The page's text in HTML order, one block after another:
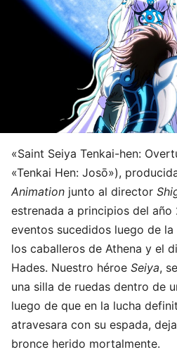
«Saint Seiya Tenkai-hen:
«Tenkai Hen: Josō»),
Animation junto al director
estrenada a principios del año
eventos sucedidos luego de
los caballeros de Athena y el
Hades. Nuestro héroe Seiya,
una silla de ruedas dentro de
luego de que en la lucha
atravesara con su espada,
bronce herido mortalmente.